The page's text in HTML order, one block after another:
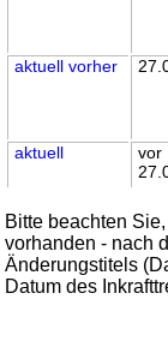
aktuell vorher
aktuell
vor
Bitte beachten
vorhanden - nach
Änderungstitels
Datum des